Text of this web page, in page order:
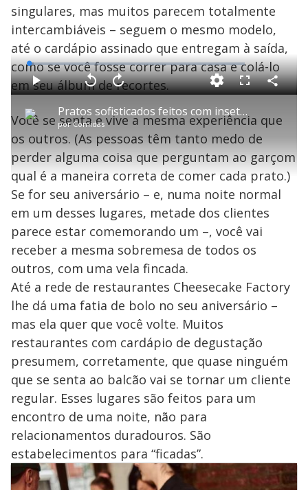
singulares, mas muitos parecem totalmente
intercambiáveis – seguem o mesmo modelo,
até o cardápio assinado que entregam à saída,
como se você fosse correr para casa e colá-lo
em seu álbum de recortes.
P
l
a
y
V
i
d
e
o
Pratos sofisticados feitos com insetos viram moda em restaurante de Londres
por Comidas
P V
t
a
r
0
e
g
n
d
s
A
n
ç
a
1
s
e
u
n
o
s
M
u
d
o
L
o
a
d
e
:
2
.
3
0
%
F
l
s
c
n
C
o
a
r
a
r
Você se senta e vive a mesma experiência que
os outros. (As pessoas têm tanto medo de
perder alguma coisa que perguntam ao garçom
qual é a maneira correta de comer cada prato.)
Se for seu aniversário – e, numa noite normal
em um desses lugares, metade dos clientes
parece estar comemorando um –, você vai
receber a mesma sobremesa de todos os
outros, com uma vela fincada.
Até a rede de restaurantes Cheesecake Factory
lhe dá uma fatia de bolo no seu aniversário –
mas ela quer que você volte. Muitos
restaurantes com cardápio de degustação
presumem, corretamente, que quase ninguém
que se senta ao balcão vai se tornar um cliente
regular. Esses lugares são feitos para um
encontro de uma noite, não para
relacionamentos duradouros. São
estabelecimentos para “ficadas”.